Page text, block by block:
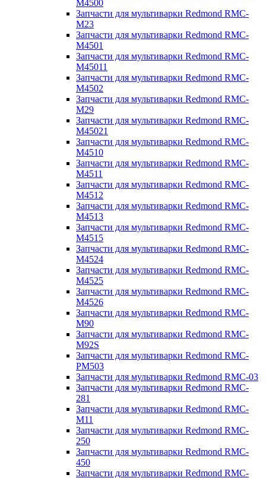
M4500
Запчасти для мультиварки Redmond RMC-
M23
Запчасти для мультиварки Redmond RMC-
M4501
Запчасти для мультиварки Redmond RMC-
M45011
Запчасти для мультиварки Redmond RMC-
M4502
Запчасти для мультиварки Redmond RMC-
M29
Запчасти для мультиварки Redmond RMC-
M45021
Запчасти для мультиварки Redmond RMC-
M4510
Запчасти для мультиварки Redmond RMC-
M4511
Запчасти для мультиварки Redmond RMC-
M4512
Запчасти для мультиварки Redmond RMC-
M4513
Запчасти для мультиварки Redmond RMC-
M4515
Запчасти для мультиварки Redmond RMC-
M4524
Запчасти для мультиварки Redmond RMC-
M4525
Запчасти для мультиварки Redmond RMC-
M4526
Запчасти для мультиварки Redmond RMC-
M90
Запчасти для мультиварки Redmond RMC-
M92S
Запчасти для мультиварки Redmond RMC-
PM503
Запчасти для мультиварки Redmond RMC-03
Запчасти для мультиварки Redmond RMC-
281
Запчасти для мультиварки Redmond RMC-
M11
Запчасти для мультиварки Redmond RMC-
250
Запчасти для мультиварки Redmond RMC-
450
Запчасти для мультиварки Redmond RMC-